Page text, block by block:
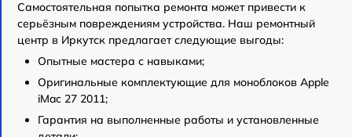
Самостоятельная попытка ремонта может привести к
серьёзным повреждениям устройства. Наш ремонтный
центр в Иркутск предлагает следующие выгоды:
Опытные мастера с навыками;
Оригинальные комплектующие для моноблоков Apple
iMac 27 2011;
Гарантия на выполненные работы и установленные